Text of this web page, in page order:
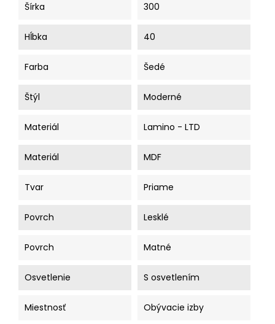
Šírka 300
Hĺbka 40
Farba Šedé
Štýl Moderné
Materiál Lamino - LTD
Materiál MDF
Tvar Priame
Povrch Lesklé
Povrch Matné
Osvetlenie S osvetlením
Miestnosť Obývacie izby